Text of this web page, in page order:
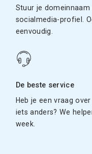
Stuur je
socialmedia-profiel.
eenvoudig.
De beste service
Heb je een vraag
iets anders? We
week.